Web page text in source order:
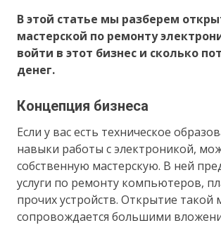
В этой статье мы разберем
мастерской по ремонту
войти в этот бизнес и сколько
денег.
Концепция бизнеса
Если у вас есть техническое
навыки работы с электроникой,
собственную мастерскую. В ней
услуги по ремонту компьютеров,
прочих устройств. Открытие такой
сопровождается большими